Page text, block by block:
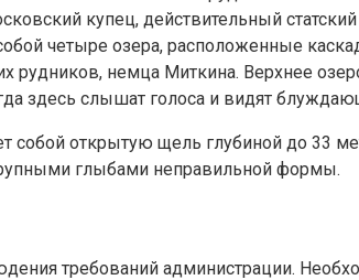
купец, действительный
четыре озера, расположенные
рудников, немца Миткина. Верхнее
здесь слышат голоса и видят
собой открытую щель глубиной до 33
глыбами неправильной формы.
требований администрации.